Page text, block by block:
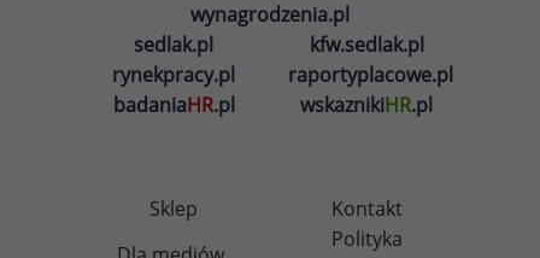
wynagrodzenia.pl
sedlak.pl
kfw.sedlak.pl
rynekpracy.pl
raportyplacowe.pl
badaniaHR.pl wskaznikiHR.pl
Sklep
Kontakt
Polityka